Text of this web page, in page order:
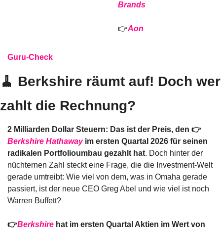
Brands
👉Aon
Guru-Check
🧹 Berkshire räumt auf! Doch wer
zahlt die Rechnung?
2 Milliarden Dollar Steuern: Das ist der Preis, den 👉
Berkshire Hathaway im ersten Quartal 2026 für seinen
radikalen Portfolioumbau gezahlt hat. Doch hinter der
nüchternen Zahl steckt eine Frage, die die Investment-Welt
gerade umtreibt: Wie viel von dem, was in Omaha gerade
passiert, ist der neue CEO Greg Abel und wie viel ist noch
Warren Buffett?
👉Berkshire hat im ersten Quartal Aktien im Wert von